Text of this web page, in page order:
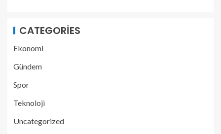
CATEGORIES
Ekonomi
Gündem
Spor
Teknoloji
Uncategorized